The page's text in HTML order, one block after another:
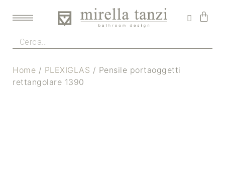
Home / PLEXIGLAS / Pensile portaoggetti
rettangolare 1390